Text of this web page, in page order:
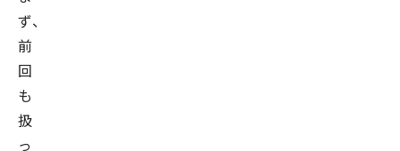
ず、
前
回
も
扱
っ